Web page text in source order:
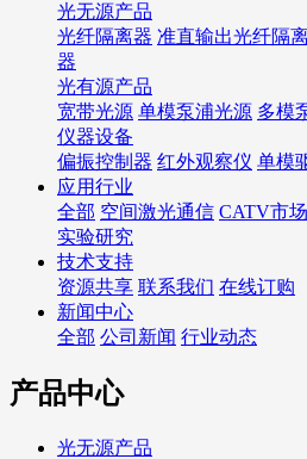
光无源产品
光纤隔离器 准直输出光纤隔
器
光有源产品
宽带光源 单模泵浦光源 多模
仪器设备
偏振控制器 红外观察仪 单模
应用行业
全部 空间激光通信 CATV市场
实验研究
技术支持
资源共享 联系我们 在线订购
新闻中心
全部 公司新闻 行业动态
产品中心
光无源产品